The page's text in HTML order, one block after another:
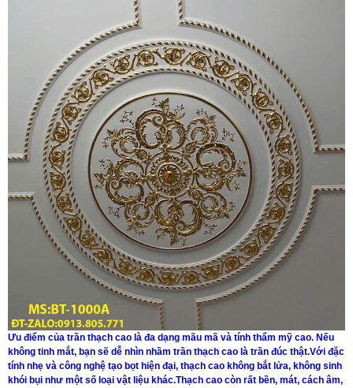
Ưu điểm của trần thạch cao là đa dạng mãu mã và tính thẩm mỹ cao. Nếu
không tinh mắt, bạn sẽ dễ nhìn nhầm trần thạch cao là trần đúc thật.Với đặc
tính nhẹ và công nghệ tạo bọt hiện đại, thạch cao không bắt lửa, không sinh
khói bụi như một số loại vật liệu khác.Thạch cao còn rất bền, mát, cách âm,